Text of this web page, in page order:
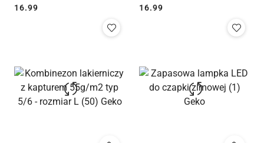
Cena:
16.99 Cena:
16.99